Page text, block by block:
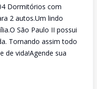
Dormitórios com
2 autos.Um lindo
São Paulo II possui
Tornando assim todo
de vida!Agende sua